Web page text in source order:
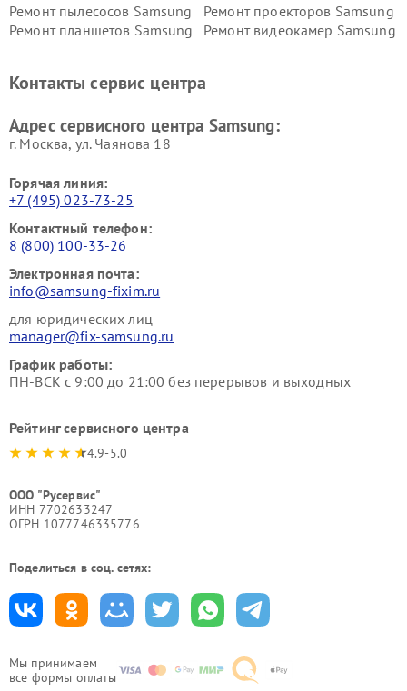
Мы принимаем
все формы оплаты
Ремонт пылесосов Samsung
Ремонт проекторов Samsung
Ремонт планшетов Samsung
Ремонт видеокамер Samsung
Контакты сервис центра
Адрес сервисного центра Samsung:
г. Москва, ул. Чаянова 18
Горячая линия:
+7 (495) 023-73-25
Контактный телефон:
8 (800) 100-33-26
Электронная почта:
info@samsung-fixim.ru
для юридических лиц
manager@fix-samsung.ru
График работы:
ПН-ВСК с 9:00 до 21:00 без перерывов и выходных
Рейтинг сервисного центра
4.9-5.0
ООО "Русервис"
ИНН 7702633247
ОГРН 1077746335776
Поделиться в соц. сетях: